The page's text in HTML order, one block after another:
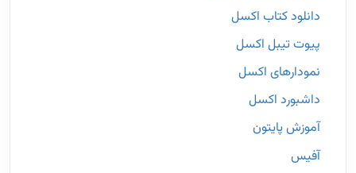
دانلود کتاب اکسل
پیوت تیبل اکسل
نمودارهای اکسل
داشبورد اکسل
آموزش پایتون
آفیس